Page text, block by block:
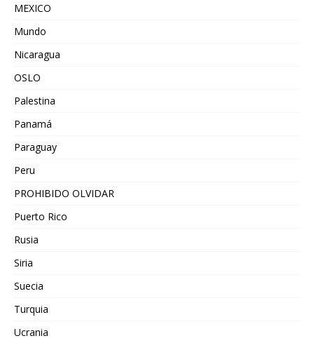
MEXICO
Mundo
Nicaragua
OSLO
Palestina
Panamá
Paraguay
Peru
PROHIBIDO OLVIDAR
Puerto Rico
Rusia
Siria
Suecia
Turquia
Ucrania